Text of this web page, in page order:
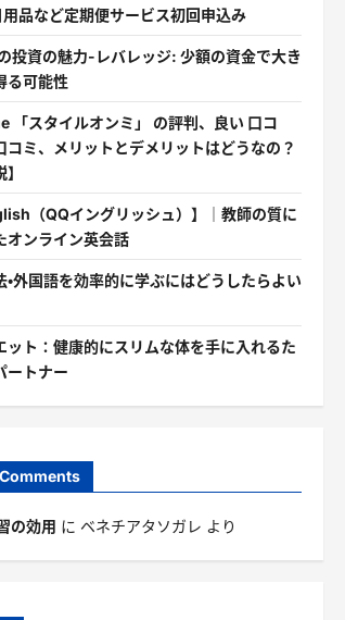
用品など定期便サービス初回申込み
投資の魅力-レバレッジ: 少額の資金で大き
る可能性
「スタイルオンミ」 の評判、良い 口コ
コミ、メリットとデメリットはどうなの？
（QQイングリッシュ）】｜教師の質に
オンライン英会話
・外国語を効率的に学ぶにはどうしたらよい
ット：健康的にスリムな体を手に入れるた
ートナー
の効用 に ベネチアタソガレ より